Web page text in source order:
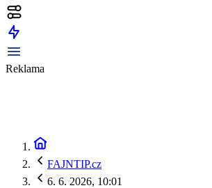
Reklama
FAJNTIP.cz
6. 6. 2026, 10:01